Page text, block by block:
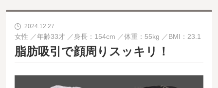
2024.12.27
女性 年齢33才 身長：154cm 体重：55kg BMI：23.1
脂肪吸引で顔周りスッキリ！